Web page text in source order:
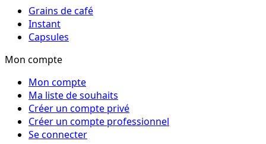
Grains de café
Instant
Capsules
Mon compte
Mon compte
Ma liste de souhaits
Créer un compte privé
Créer un compte professionnel
Se connecter